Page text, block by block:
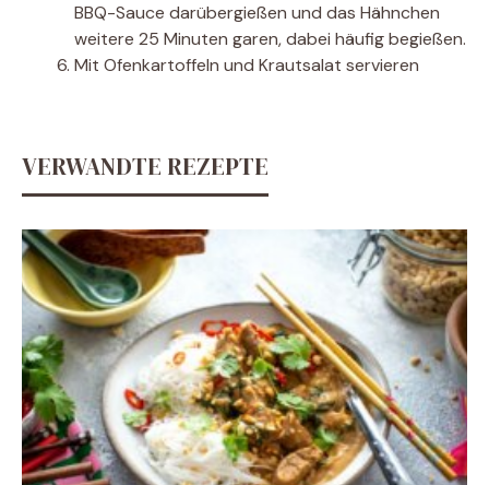
BBQ-Sauce darübergießen und das Hähnchen
weitere 25 Minuten garen, dabei häufig begießen.
Mit Ofenkartoffeln und Krautsalat servieren
VERWANDTE REZEPTE